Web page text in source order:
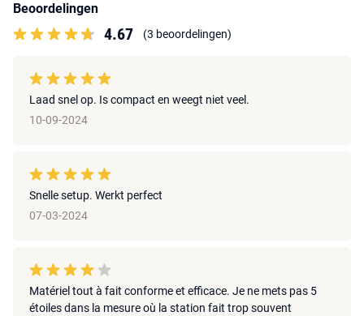
Beoordelingen
4.67 (3 beoordelingen)
Laad snel op. Is compact en weegt niet veel.
10-09-2024
Snelle setup. Werkt perfect
07-03-2024
Matériel tout à fait conforme et efficace. Je ne mets pas 5
étoiles dans la mesure où la station fait trop souvent